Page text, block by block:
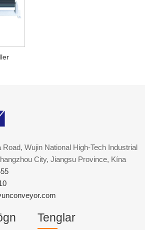
Wujin National High-Tech Industrial
City, Jiangsu Province, Kína
Tenglar